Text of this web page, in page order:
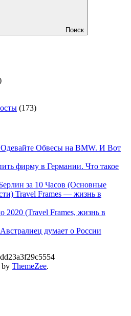
Поиск
(173)
Обвесы на BMW. И Вот
фирму в Германии. Что такое
за 10 Часов (Основные
Travel Frames — жизнь в
2020 (Travel Frames, жизнь в
думает о России
by ThemeZee.